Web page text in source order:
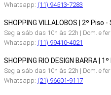
Whatsapp: (11) 94513-7283
SHOPPING VILLALOBOS | 2º Piso
Seg a sáb das 10h às 22h | Dom. e
Whatsapp: (11) 99410-4021
SHOPPING RIO DESIGN BARRA |
Seg a sáb das 10h às 22h | Dom. e
Whatsapp: (21) 96601-9117